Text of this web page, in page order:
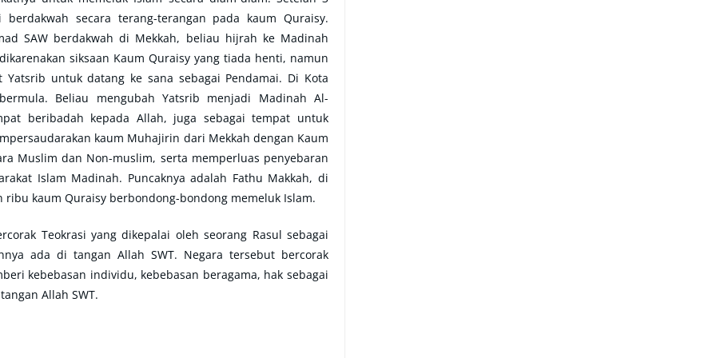
secara terang-terangan pada kaum Quraisy.
SAW berdakwah di Mekkah, beliau hijrah ke Madinah
siksaan Kaum Quraisy yang tiada henti, namun
untuk datang ke sana sebagai Pendamai. Di Kota
Beliau mengubah Yatsrib menjadi Madinah Al-
beribadah kepada Allah, juga sebagai tempat untuk
kaum Muhajirin dari Mekkah dengan Kaum
Muslim dan Non-muslim, serta memperluas penyebaran
Islam Madinah. Puncaknya adalah Fathu Makkah, di
kaum Quraisy berbondong-bondong memeluk Islam.
Teokrasi yang dikepalai oleh seorang Rasul sebagai
ada di tangan Allah SWT. Negara tersebut bercorak
kebebasan individu, kebebasan beragama, hak sebagai
Allah SWT.